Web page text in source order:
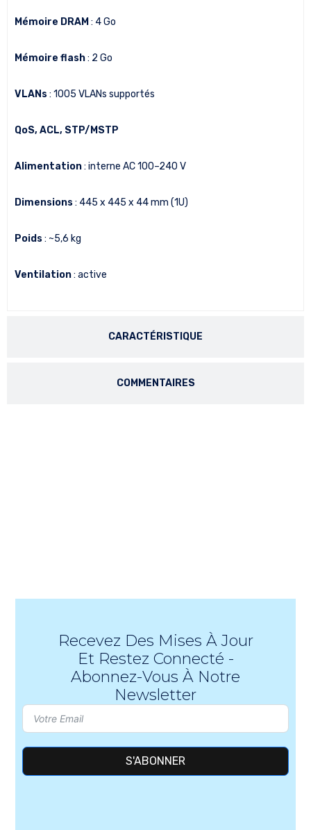
CARACTÉRISTIQUE
COMMENTAIRES
Mémoire DRAM : 4 Go
Mémoire flash: 2 Go
VLANs : 1005 VLANs supportés
QoS, ACL, STP/MSTP
Alimentation: interne AC 100–240 V
Dimensions : 445 x 445 x 44 mm (1U)
Poids : ~5,6 kg
Ventilation: active
Recevez Des Mises À Jour
Et Restez Connecté -
Abonnez-Vous À Notre
Newsletter
S'ABONNER